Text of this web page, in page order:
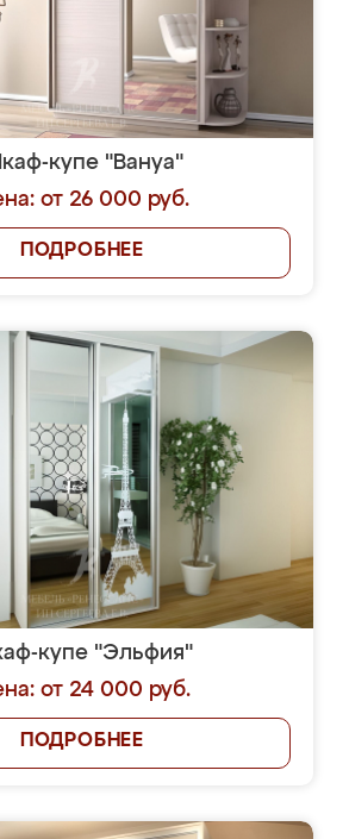
купе "Вануа"
от 26 000 руб.
ПОДРОБНЕЕ
купе "Эльфия"
от 24 000 руб.
ПОДРОБНЕЕ